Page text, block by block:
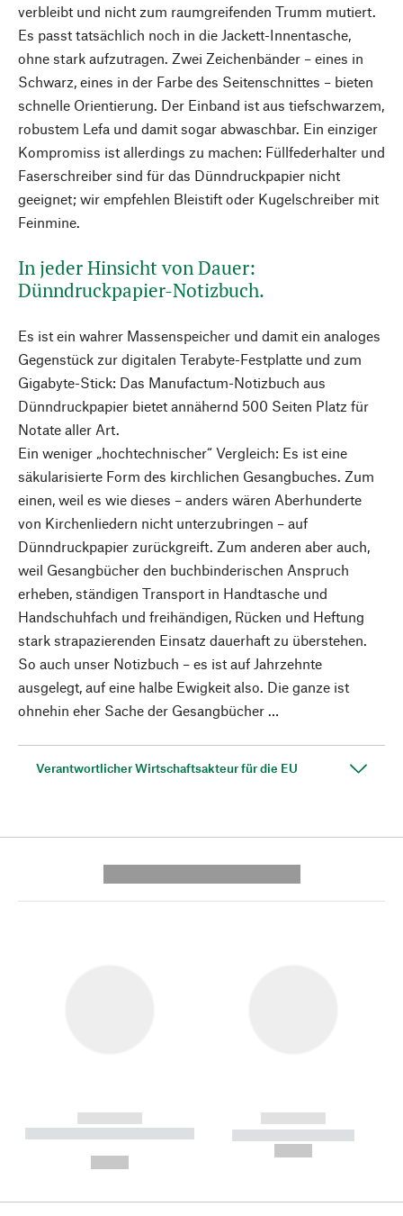
verbleibt und nicht zum raumgreifenden Trumm mutiert.
Es passt tatsächlich noch in die Jackett-Innentasche,
ohne stark aufzutragen. Zwei Zeichenbänder – eines in
Schwarz, eines in der Farbe des Seitenschnittes – bieten
schnelle Orientierung. Der Einband ist aus tiefschwarzem,
robustem Lefa und damit sogar abwaschbar. Ein einziger
Kompromiss ist allerdings zu machen: Füllfederhalter und
Faserschreiber sind für das Dünndruckpapier nicht
geeignet; wir empfehlen Bleistift oder Kugelschreiber mit
Feinmine.
In jeder Hinsicht von Dauer:
Dünndruckpapier-Notizbuch.
Es ist ein wahrer Massenspeicher und damit ein analoges
Gegenstück zur digitalen Terabyte-Festplatte und zum
Gigabyte-Stick: Das Manufactum-Notizbuch aus
Dünndruckpapier bietet annähernd 500 Seiten Platz für
Notate aller Art.
Ein weniger „hochtechnischer“ Vergleich: Es ist eine
säkularisierte Form des kirchlichen Gesangbuches. Zum
einen, weil es wie dieses – anders wären Aberhunderte
von Kirchenliedern nicht unterzubringen – auf
Dünndruckpapier zurückgreift. Zum anderen aber auch,
weil Gesangbücher den buchbinderischen Anspruch
erheben, ständigen Transport in Handtasche und
Handschuhfach und freihändigen, Rücken und Heftung
stark strapazierenden Einsatz dauerhaft zu überstehen.
So auch unser Notizbuch – es ist auf Jahrzehnte
ausgelegt, auf eine halbe Ewigkeit also. Die ganze ist
ohnehin eher Sache der Gesangbücher …
Verantwortlicher Wirtschaftsakteur für die EU
------------
----------- ----------- --------
------------
----------- -----------